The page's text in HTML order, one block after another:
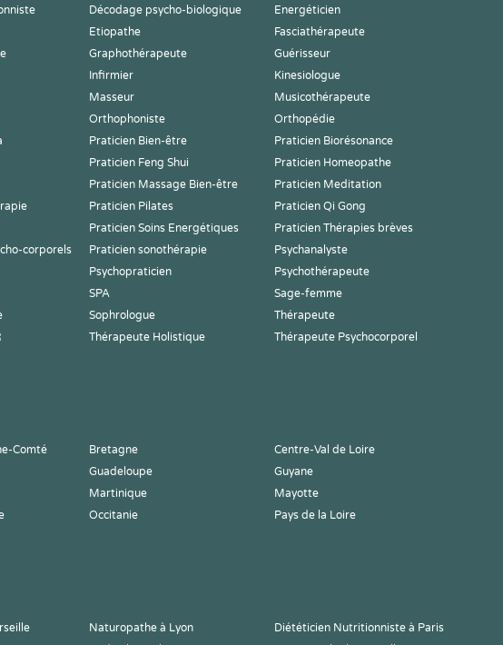
Décodage psycho-biologique
Energéticien
Etiopathe
Fasciathérapeute
Graphothérapeute
Guérisseur
Infirmier
Kinesiologue
Masseur
Musicothérapeute
Orthophoniste
Orthopédie
Praticien Bien-être
Praticien Biorésonance
Praticien Feng Shui
Praticien Homeopathe
Praticien Massage Bien-être
Praticien Meditation
Praticien Pilates
Praticien Qi Gong
Praticien Soins Energétiques
Praticien Thérapies brèves
corporels Praticien sonothérapie
Psychanalyste
Psychopraticien
Psychothérapeute
SPA
Sage-femme
Sophrologue
Thérapeute
Thérapeute Holistique
Thérapeute Psychocorporel
Comté Bretagne
Centre-Val de Loire
Guadeloupe
Guyane
Martinique
Mayotte
Occitanie
Pays de la Loire
Naturopathe à Lyon
Diététicien Nutritionniste à Paris